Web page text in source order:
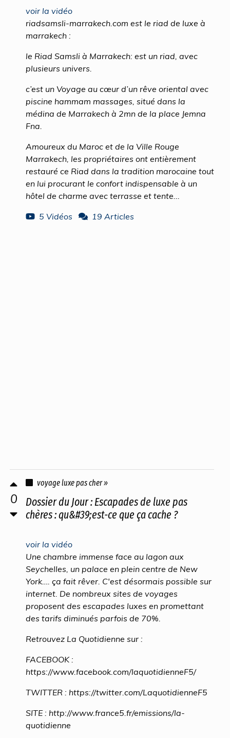
voir la vidéo
riadsamsli-marrakech.com est le riad de luxe à
marrakech :
le Riad Samsli à Marrakech: est un riad, avec
plusieurs univers.
c’est un Voyage au cœur d’un rêve oriental avec
piscine hammam massages, situé dans la
médina de Marrakech à 2mn de la place Jemna
Fna.
Amoureux du Maroc et de la Ville Rouge
Marrakech, les propriétaires ont entièrement
restauré ce Riad dans la tradition marocaine tout
en lui procurant le confort indispensable à un
hôtel de charme avec terrasse et tente...
5 Vidéos
19 Articles
0
voyage luxe pas cher »
Dossier du Jour : Escapades de luxe pas
chères : qu&#39;est-ce que ça cache ?
voir la vidéo
Une chambre immense face au lagon aux
Seychelles, un palace en plein centre de New
York…. ça fait rêver. C'est désormais possible sur
internet. De nombreux sites de voyages
proposent des escapades luxes en promettant
des tarifs diminués parfois de 70%.
Retrouvez La Quotidienne sur :
FACEBOOK :
https://www.facebook.com/laquotidienneF5/
TWITTER : https://twitter.com/LaquotidienneF5
SITE : http://www.france5.fr/emissions/la-
quotidienne